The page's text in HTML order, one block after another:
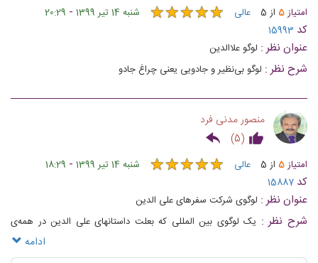
امتیاز5 از 5 عالی ★★★★★
★★★★★ شنبه 14 تیر 1399 -
20:29
کد 15993
عنوان نظر : لوگو علاالدين
شرح نظر : لوگو بی‌نظیر و جادویی یعنی چراغ جادو
منصور مدنی فرد
(
5
)
امتیاز5 از 5 عالی ★★★★★
★★★★★ شنبه 14 تیر 1399 -
18:29
کد 15887
عنوان نظر : لوگوی شرکت سفرهای علی الدین
شرح نظر : یک لوگوی بین المللی که بعلت داستانهای علی الدین در همه‌ی
ادامه